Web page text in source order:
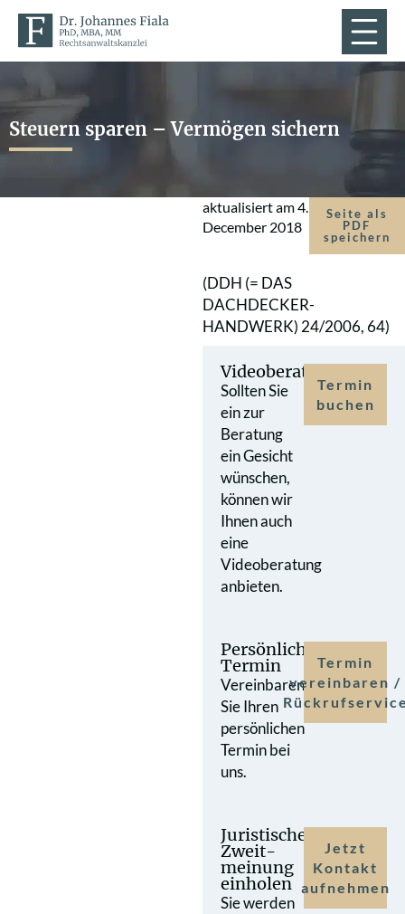
Steuern sparen – Vermögen sichern
aktualisiert am4.
December 2018
Seite als
PDF
speichern
(DDH (= DAS
DACHDECKER-
HANDWERK) 24/2006, 64)
Videoberatung
Sollten Sie
ein zur
Beratung
ein Gesicht
wünschen,
können wir
Ihnen auch
eine
Videoberatung
anbieten.
Termin
buchen
Persönlicher
Termin
Vereinbaren
Sie Ihren
persönlichen
Termin bei
uns.
Termin
vereinbaren /
Juristische
Zweit­
meinung
einholen
Sie werden
Jetzt
Kontakt
aufnehmen